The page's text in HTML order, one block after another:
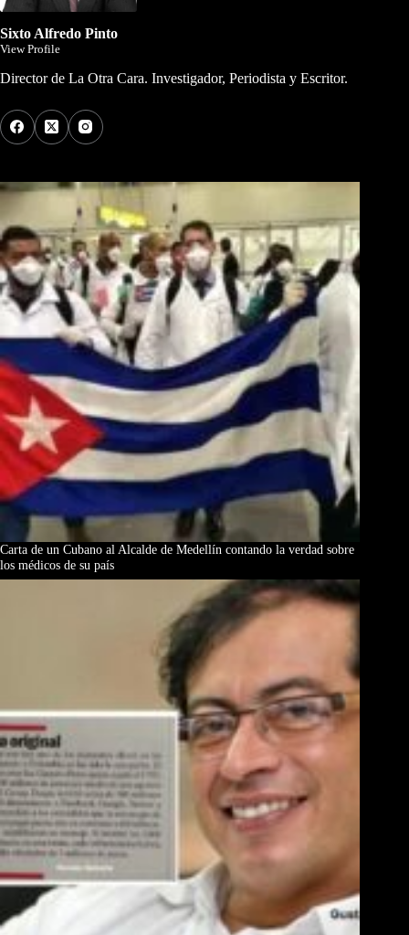
Sixto Alfredo Pinto
View Profile
Director de La Otra Cara. Investigador, Periodista y Escritor.
Carta de un Cubano al Alcalde de Medellín contando la verdad sobre
los médicos de su país